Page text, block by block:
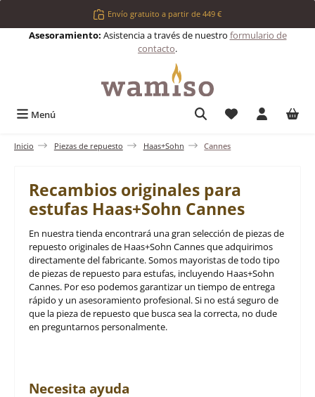
Saltar al contenido principalEnvío gratuito a partir de 449 €
Asesoramiento: Asistencia a través de nuestro formulario de
contacto.
Menú Tienes 0
Inicio Piezas de repuesto Haas+Sohn Cannes
Recambios originales para
estufas Haas+Sohn Cannes
En nuestra tienda encontrará una gran selección de piezas de
repuesto originales de Haas+Sohn Cannes que adquirimos
directamente del fabricante. Somos mayoristas de todo tipo
de piezas de repuesto para estufas, incluyendo Haas+Sohn
Cannes. Por eso podemos garantizar un tiempo de entrega
rápido y un asesoramiento profesional. Si no está seguro de
que la pieza de repuesto que busca sea la correcta, no dude
en preguntarnos personalmente.
Necesita ayuda